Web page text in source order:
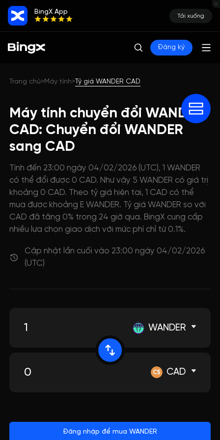
BingX App
Tải xuống
Đăng ký
Trang chủ>Máy tính>Tỷ giá WANDER CAD
Máy tính chuyển đổi WANDER
CAD: Chuyển đổi WANDER
sang CAD
Tính đến 23:00 ngày 04/02/2026 (UTC), 1 WANDER
có thể đổi được 0 CAD. Như vậy 5 WANDER có giá trị
khoảng 0 CAD. Theo tỷ giá hiện tại, 1 CAD có thể
mua được khoảng E WANDER. Tỷ giá WANDER so với
CAD đã tăng 0% trong 24 giờ qua. BingX cung cấp
nhiều lựa chọn giao dịch với mức phí chỉ từ 0.1%.
Cập nhật lần cuối vào 23:00 ngày 04/02/2026
(UTC)
WANDER
CAD
Đăng nhập để mua WANDER